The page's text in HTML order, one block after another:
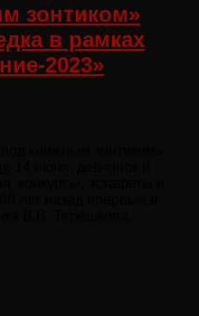
зонтиком»
в рамках
2023»